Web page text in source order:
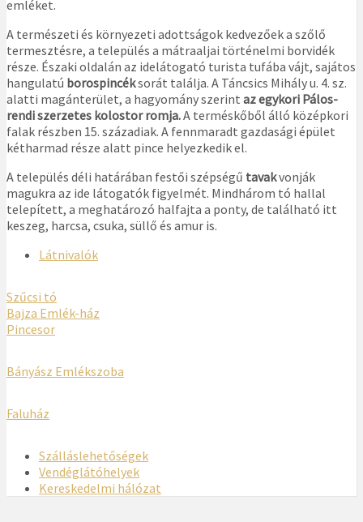
emléket.
A természeti és környezeti adottságok kedvezőek a szőlő
termesztésre, a település a mátraaljai történelmi borvidék
része. Északi oldalán az idelátogató turista tufába vájt, sajátos
hangulatú borospincéksorát találja. A Táncsics Mihály u. 4. sz.
alatti magánterület, a hagyomány szerint az egykori Pálos-
rendi szerzetes kolostor romja.A terméskőből álló középkori
falak részben 15. századiak. A fennmaradt gazdasági épület
kétharmad része alatt pince helyezkedik el.
A település déli határában festői szépségű tavakvonják
magukra az ide látogatók figyelmét. Mindhárom tó hallal
telepített, a meghatározó halfajta a ponty, de található itt
keszeg, harcsa, csuka, süllő és amur is.
Látnivalók
Szűcsi tó
Bajza Emlék-ház
Pincesor
Bányász Emlékszoba
Faluház
Szálláslehetőségek
Vendéglátóhelyek
Kereskedelmi hálózat